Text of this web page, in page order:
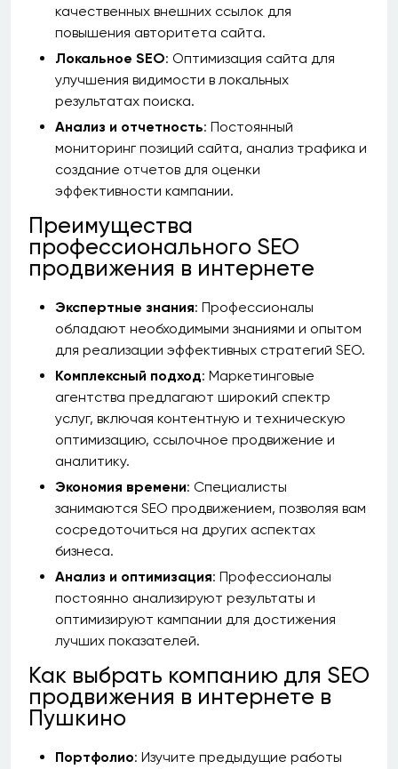
качественных внешних ссылок для
повышения авторитета сайта.
Локальное SEO: Оптимизация сайта для
улучшения видимости в локальных
результатах поиска.
Анализ и отчетность: Постоянный
мониторинг позиций сайта, анализ трафика и
создание отчетов для оценки
эффективности кампании.
Преимущества
профессионального SEO
продвижения в интернете
Экспертные знания: Профессионалы
обладают необходимыми знаниями и опытом
для реализации эффективных стратегий SEO.
Комплексный подход: Маркетинговые
агентства предлагают широкий спектр
услуг, включая контентную и техническую
оптимизацию, ссылочное продвижение и
аналитику.
Экономия времени: Специалисты
занимаются SEO продвижением, позволяя вам
сосредоточиться на других аспектах
бизнеса.
Анализ и оптимизация: Профессионалы
постоянно анализируют результаты и
оптимизируют кампании для достижения
лучших показателей.
Как выбрать компанию для SEO
продвижения в интернете в
Пушкино
Портфолио: Изучите предыдущие работы